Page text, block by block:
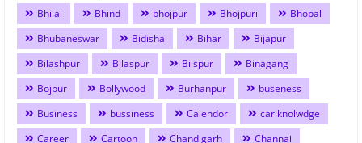
Bhilai
Bhind bhojpur Bhojpuri
Bhopal
Bhubaneswar
Bidisha Bihar
Bijapur
Bilashpur
Bilaspur Bilspur
Binagang
Bojpur
Bollywood Burhanpur
buseness
Business
bussiness Calendor
car knolwdge
Career
Cartoon Chandigarh Channai